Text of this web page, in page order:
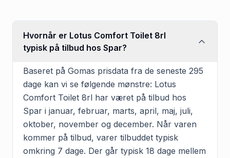
Hvornår er Lotus Comfort Toilet 8rl
typisk på tilbud hos Spar?
Baseret på Gomas prisdata fra de seneste 295
dage kan vi se følgende mønstre: Lotus
Comfort Toilet 8rl har været på tilbud hos
Spar i januar, februar, marts, april, maj, juli,
oktober, november og december. Når varen
kommer på tilbud, varer tilbuddet typisk
omkring 7 dage. Der går typisk 18 dage mellem